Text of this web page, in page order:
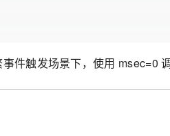
件触发场景下，使用 msec=0